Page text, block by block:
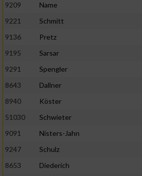
9209
Name
9221
Schmitt
9136
Pretz
9195
Sarsar
9291
Spengler
8643
Dallner
8940
Köster
51030
Schwieter
9091
Nisters-Jahn
9247
Schulz
8653
Diederich